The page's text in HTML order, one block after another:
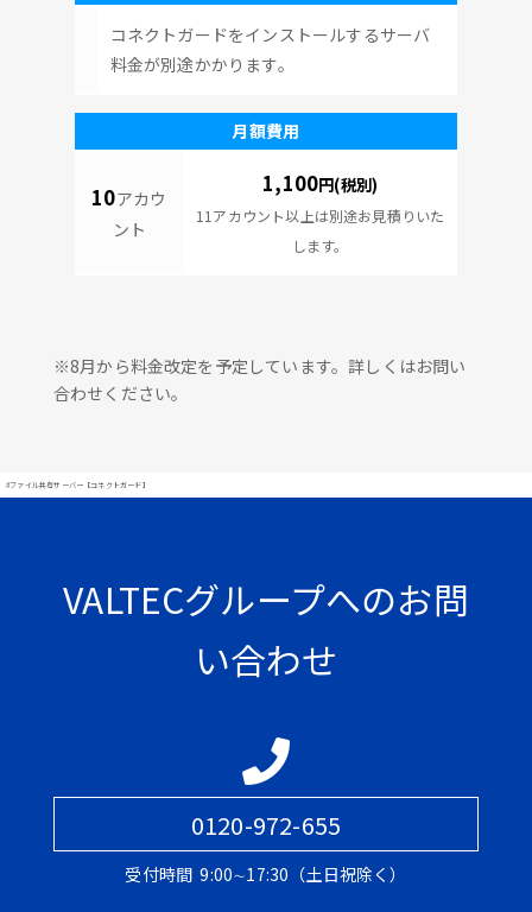
コネクトガードをインストールするサーバ
料金が別途かかります。
月額費用
10アカウ
ント
1,100円(税別)
11アカウント以上は別途お見積りいた
します。
※8月から料金改定を予定しています。詳しくはお問い
合わせください。
#ファイル共有サーバー【コネクトガード】
VALTECグループへのお問
い合わせ
0120-972-655
受付時間 9:00∼17:30（土日祝除く）